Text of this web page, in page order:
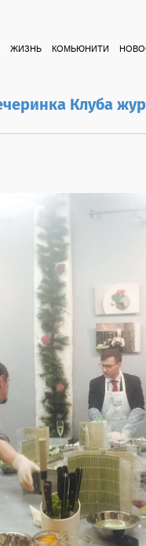
ЖИЗНЬ КОМЬЮНИТИ
Клуба